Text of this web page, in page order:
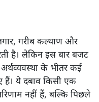
गरीब कल्याण और
है। लेकिन इस बार बजट
के भीतर कई
ये दबाव किसी एक
नहीं हैं, बल्कि पिछले